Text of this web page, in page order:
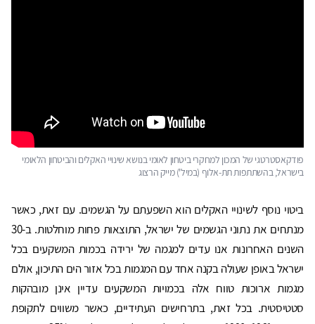
פודקאסטרטגי של המכון למחקרי ביטחון לאומי בנושא שינויי האקלים והביטחון הלאומי
בישראל, בהשתתפות תת-אלוף (במיל') מייק הרצוג
ביטוי נוסף לשינויי האקלים הוא השפעתם על הגשמים. עם זאת, כאשר
מנתחים את נתוני הגשמים של ישראל, התוצאות פחות מוחלטות. ב-30
השנים האחרונות אנו עדים למגמה של ירידה בכמות המשקעים בכל
ישראל באופן שעולה בקנה אחד עם המגמות בכל אזור הים התיכון, אולם
מגמות ארוכות טווח אלה בכמויות המשקעים עדיין אינן מובהקות
סטטיסטית. בכל זאת, בתרחישים העתידיים, כאשר משווים לתקופת